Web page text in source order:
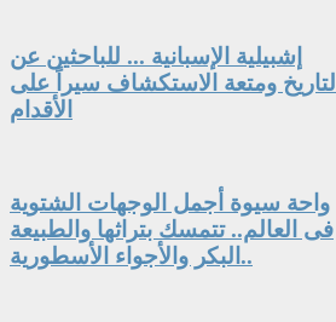
إشبيلية الإسبانية ... للباحثين عن
التاريخ ومتعة الاستكشاف سيراً على
الأقدام
واحة سيوة أجمل الوجهات الشتوية
فى العالم.. تتمسك بتراثها والطبيعة
البكر والأجواء الأسطورية..